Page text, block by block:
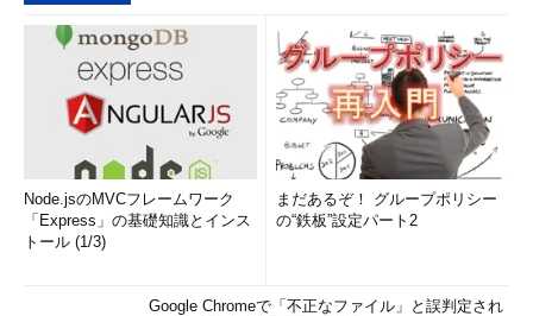
Node.jsのMVCフレームワーク
「Express」の基礎知識とインス
トール (1/3)
まだあるぞ！ グループポリシー
の“鉄板”設定パート2
Google Chromeで「不正なファイル」と誤判定され